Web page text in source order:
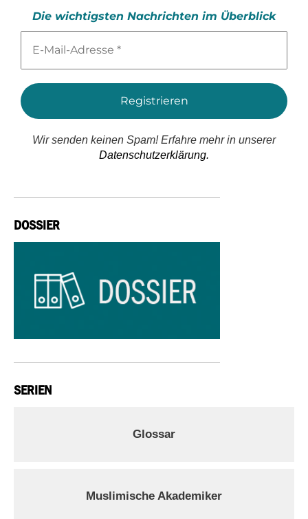
Die wichtigsten Nachrichten im Überblick
Mail-
*
Wir senden keinen Spam! Erfahre mehr in unserer
Datenschutzerklärung.
DOSSIER
SERIEN
Glossar
Muslimische Akademiker